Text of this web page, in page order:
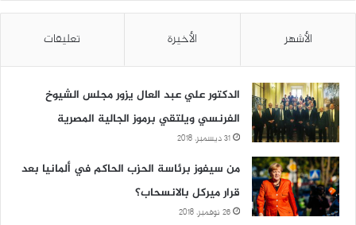
الأشهر الأخيرة تعليقات
الدكتور علي عبد العال يزور مجلس الشيوخ
الفرنسي ويلتقي برموز الجالية المصرية
31 ديسمبر، 2018
من سيفوز برئاسة الحزب الحاكم في ألمانيا بعد
قرار ميركل بالانسحاب؟
26 نوفمبر، 2018